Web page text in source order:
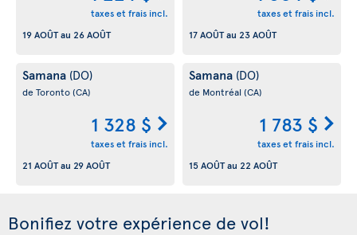
taxes et frais incl.
19 AOÛTau 26 AOÛT
taxes et frais incl.
17 AOÛTau 23 AOÛT
Samana (DO)
de Toronto(CA)
1 328 $
taxes et frais incl.
21 AOÛTau 29 AOÛT
Samana (DO)
de Montréal (CA)
1 783 $
taxes et frais incl.
15 AOÛTau 22 AOÛT
Bonifiez votre expérience de vol!